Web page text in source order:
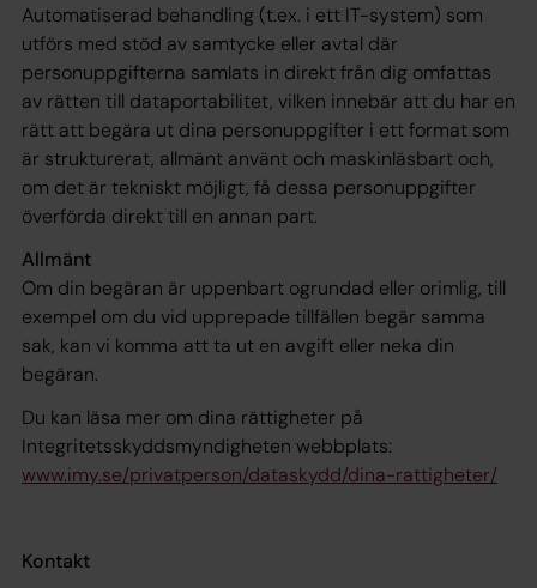
Automatiserad behandling (t.ex. i ett IT-system) som
utförs med stöd av samtycke eller avtal där
personuppgifterna samlats in direkt från dig omfattas
av rätten till dataportabilitet, vilken innebär att du har en
rätt att begära ut dina personuppgifter i ett format som
är strukturerat, allmänt använt och maskinläsbart och,
om det är tekniskt möjligt, få dessa personuppgifter
överförda direkt till en annan part.
Allmänt
Om din begäran är uppenbart ogrundad eller orimlig, till
exempel om du vid upprepade tillfällen begär samma
sak, kan vi komma att ta ut en avgift eller neka din
begäran.
Du kan läsa mer om dina rättigheter på
Integritetsskyddsmyndigheten webbplats:
www.imy.se/privatperson/dataskydd/dina-rattigheter/
Kontakt